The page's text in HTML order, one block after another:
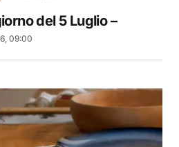
del 5 Luglio –
09:00